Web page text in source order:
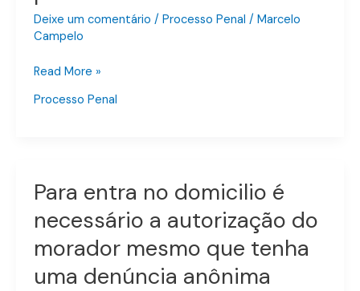
Deixe um comentário / Processo Penal / Marcelo
Campelo
que
a
em
flagrante
Read More »
Processo Penal
Para entra no domicilio é
necessário a autorização do
morador mesmo que tenha
uma denúncia anônima
Para
no
domicilio
necessário